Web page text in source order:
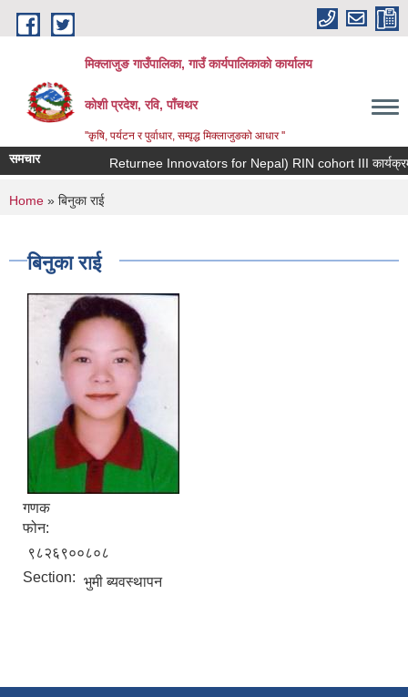
Skip to main content
मिक्लाजुङ गाउँपालिका, गाउँ कार्यपालिकाकाे कार्यालय
कोशी प्रदेश, रवि, पाँचथर
''कृषि, पर्यटन र पुर्वाधार, सम्वृद्ध मिक्लाजुङको आधार ''
समचार
You are here
Home » बिनुका राई
बिनुका राई
गणक
फोन:
९८२६९००८०८
Section: भुमी ब्यवस्थापन